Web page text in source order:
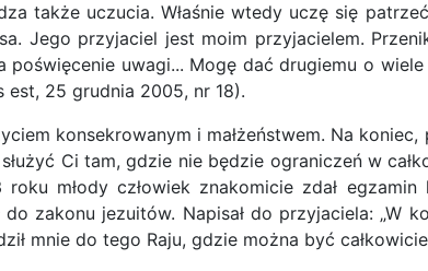
także uczucia. Właśnie wtedy uczę się
Jego przyjaciel jest moim przyjacielem.
poświęcenie uwagi... Mogę dać drugiemu o
25 grudnia 2005, nr 18).
konsekrowanym i małżeństwem. Na
Ci tam, gdzie nie będzie ograniczeń w
młody człowiek znakomicie zdał
do zakonu jezuitów. Napisał do przyjaciela:
mnie do tego Raju, gdzie można być